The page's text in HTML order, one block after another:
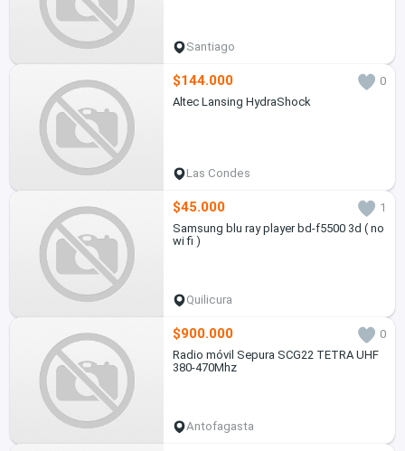
Santiago
$144.000
0
Altec Lansing HydraShock
Las Condes
$45.000
1
Samsung blu ray player bd-f5500 3d ( no
wi fi )
Quilicura
$900.000
0
Radio móvil Sepura SCG22 TETRA UHF
380-470Mhz
Antofagasta